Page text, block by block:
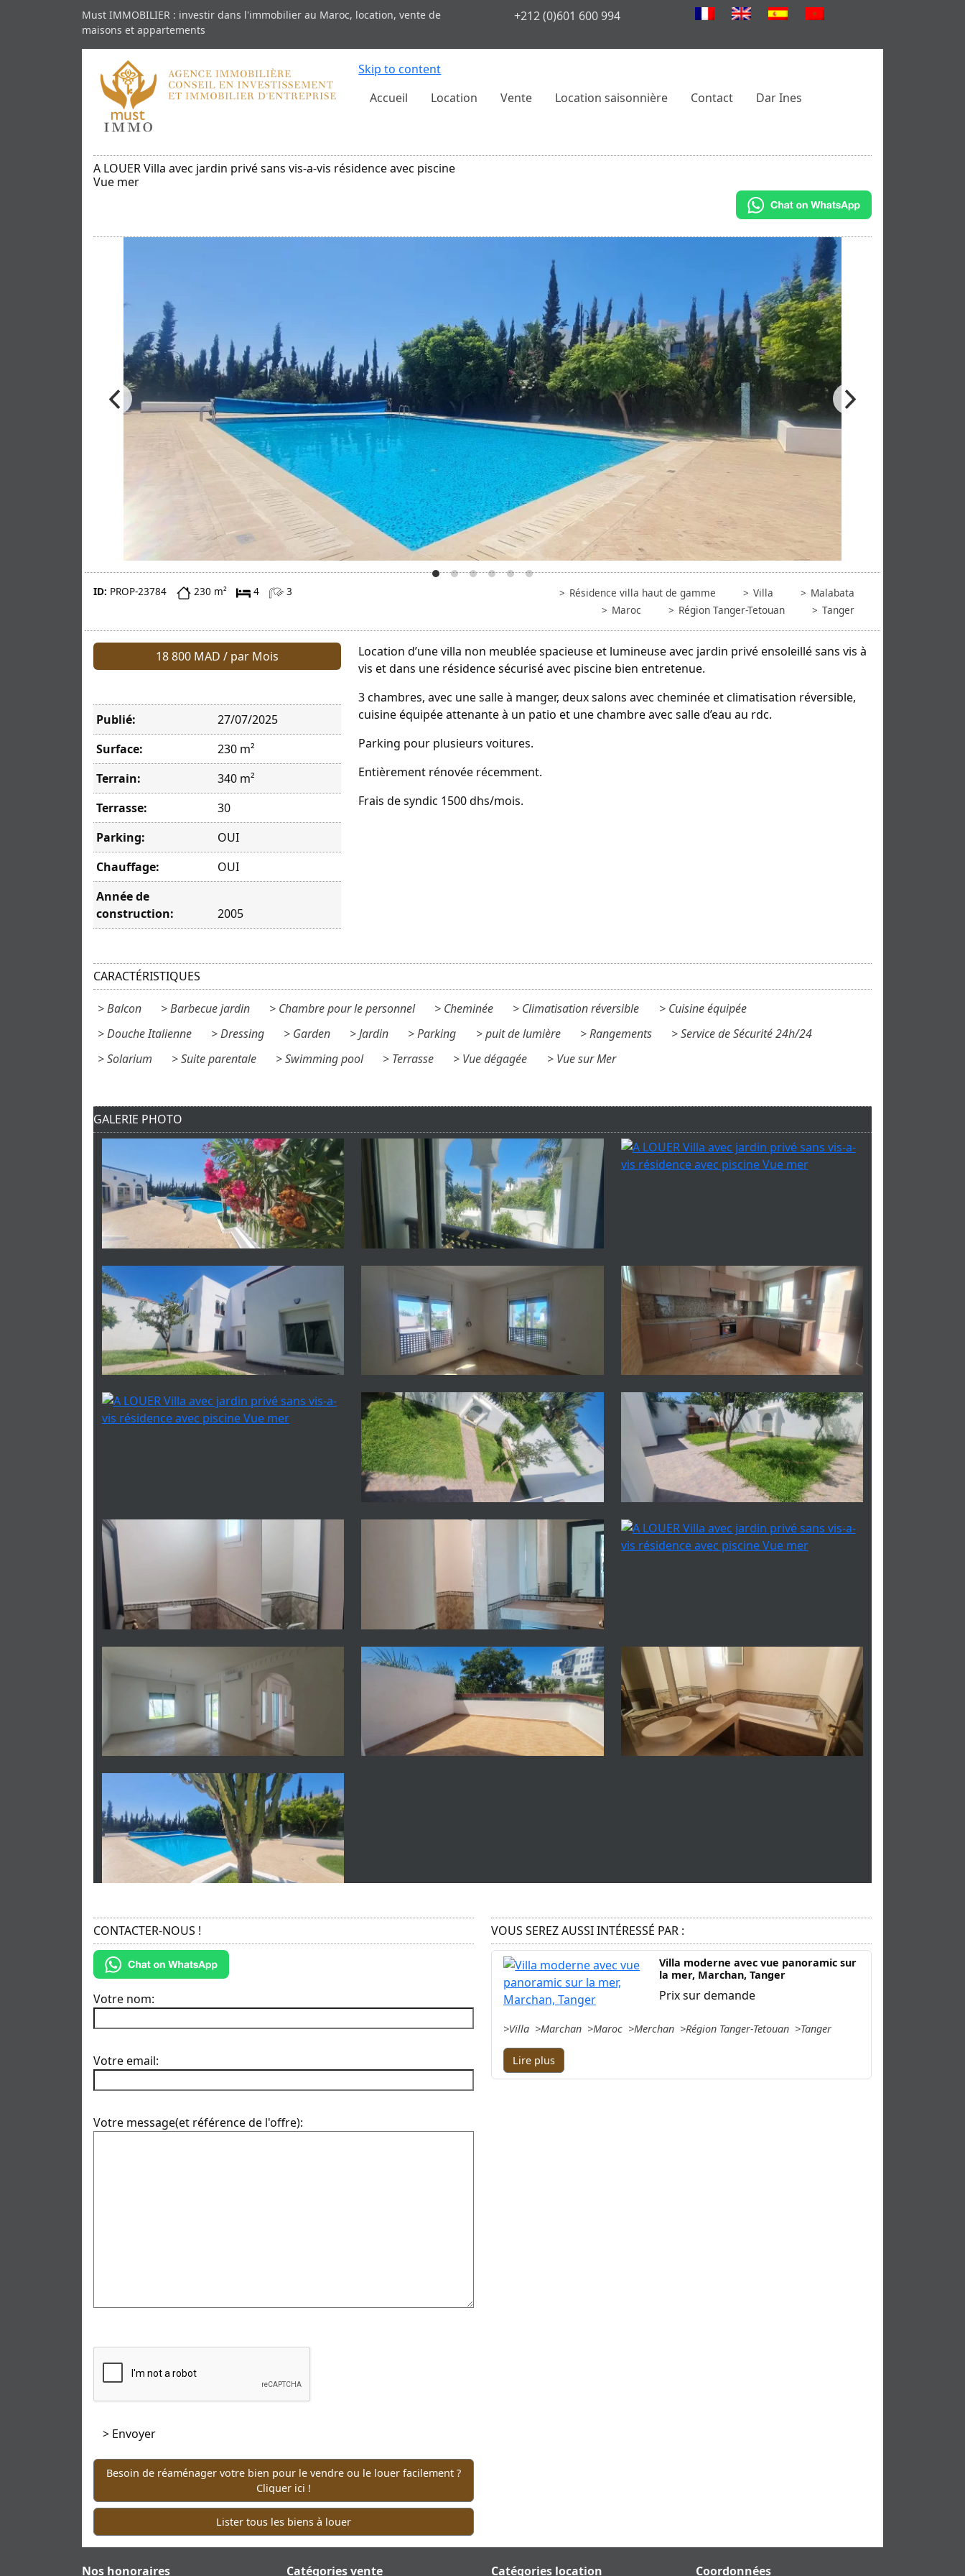
Must IMMOBILIER : investir dans l'immobilier au Maroc, location, vente de
maisons et appartements
+212 (0)601 600 994
Skip to content
Accueil
Location Vente Location saisonnière Contact Dar Ines
A LOUER Villa avec jardin privé sans vis-a-vis résidence avec piscine
Vue mer
ID: PROP-23784 230 m² 4 3 Résidence villa haut de gamme Villa
Malabata
Maroc
Région Tanger-Tetouan Tanger
18 800 MAD / par Mois
Publié:
27/07/2025
Surface:
230 m²
Terrain:
340 m²
Terrasse:
30
Parking:
OUI
Chauffage:
OUI
Année de
construction:
2005
Location d’une villa non meublée spacieuse et lumineuse avec jardin privé ensoleillé sans vis à
vis et dans une résidence sécurisé avec piscine bien entretenue.
3 chambres, avec une salle à manger, deux salons avec cheminée et climatisation réversible,
cuisine équipée attenante à un patio et une chambre avec salle d’eau au rdc.
Parking pour plusieurs voitures.
Entièrement rénovée récemment.
Frais de syndic 1500 dhs/mois.
CARACTÉRISTIQUES
Balcon Barbecue jardin Chambre pour le personnel Cheminée Climatisation réversible
Cuisine équipée
Douche Italienne
Dressing Garden Jardin Parking puit de lumière Rangements
Service de Sécurité 24h/24
Solarium
Suite parentale Swimming pool Terrasse Vue dégagée Vue sur Mer
GALERIE PHOTO
CONTACTER-NOUS !
Votre nom:
Votre email:
Votre message(et référence de l'offre):
Besoin de réaménager votre bien pour le vendre ou le louer facilement ?
Cliquer ici !
Lister tous les biens à louer
VOUS SEREZ AUSSI INTÉRESSÉ PAR :
Villa moderne avec vue panoramic sur
la mer, Marchan, Tanger
Prix sur demande
Villa Marchan Maroc Merchan Région Tanger-Tetouan Tanger
Lire plus
Nos honoraires Catégories vente Catégories location Coordonnées